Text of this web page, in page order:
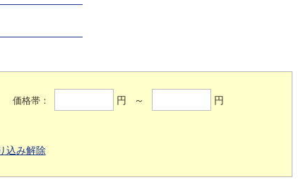
価格帯： 円 ～ 円
込み解除